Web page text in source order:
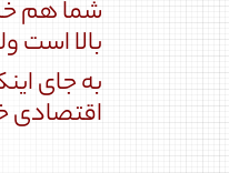
شما هم
بالا است
به جای
اقتصادی